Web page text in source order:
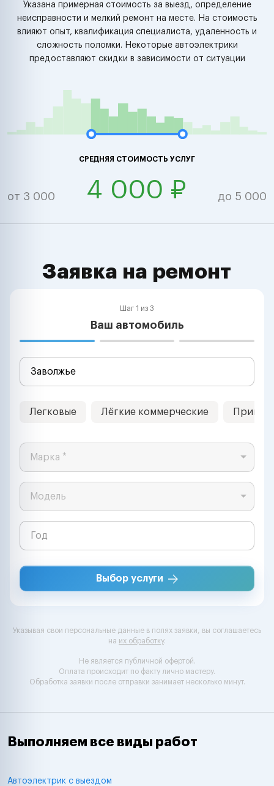
Указана примерная стоимость за выезд, определение
неисправности и мелкий ремонт на месте. На стоимость
влияют опыт, квалификация специалиста, удаленность и
сложность поломки. Некоторые автоэлектрики
предоставляют скидки в зависимости от ситуации
СРЕДНЯЯ СТОИМОСТЬ УСЛУГ
от 3 000 4 000 ₽ до 5 000
Заявка на ремонт
Шаг 1 из 3
Ваш автомобиль
Легковые Лёгкие коммерческие
Марка *
Модель
Выбор услуги
Указывая свои персональные данные в полях заявки, вы соглашаетесь
на их обработку.
Не является публичной офертой.
Оплата происходит по факту лично мастеру.
Обработка заявки после отправки занимает несколько минут.
Выполняем все виды работ
Автоэлектрик с выездом